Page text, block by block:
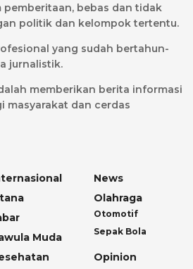
bebas dan tidak
politik dan kelompok tertentu.
yang sudah bertahun-
jurnalistik.
memberikan berita informasi
masyarakat dan cerdas
Muda
News
Olahraga
Otomotif
Sepak Bola
Opinion